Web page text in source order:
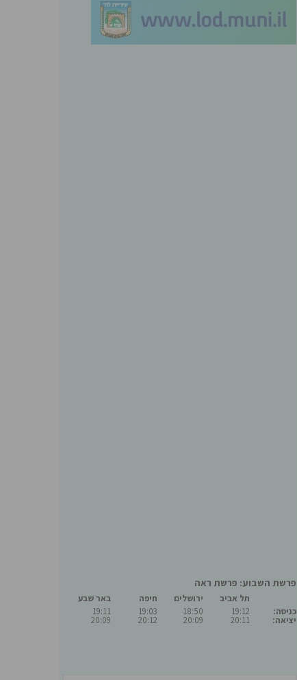
פרשת השבוע: פרשת ראה
כניסה:
יציאה:
תל אביב
19:12
20:11
ירושלים
18:50
20:09
חיפה
19:03
20:12
באר שבע
19:11
20:09